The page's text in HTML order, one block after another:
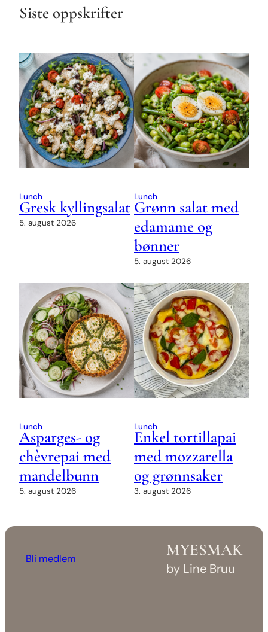
Siste oppskrifter
Lunch
Gresk kyllingsalat
5. august 2026
Lunch
Grønn salat med
edamame og
bønner
5. august 2026
Lunch
Asparges- og
chèvrepai med
mandelbunn
5. august 2026
Lunch
Enkel tortillapai
med mozzarella
og grønnsaker
3. august 2026
Bli medlem MYESMAK
by Line Bruu